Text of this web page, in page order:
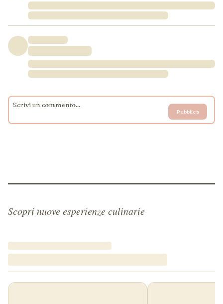
Pubblica
Scopri nuove esperienze culinarie